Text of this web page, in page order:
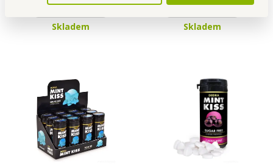
Do kočáru
Skladem
Do kočáru
Skladem